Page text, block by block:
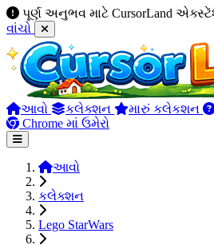
પૂર્ણ અનુભવ માટે CursorLand
વાંચો
આવો કલેક્શન મારું કલેકશન
Chrome માં ઉમેરો
આવો
કલેક્શન
Lego StarWars